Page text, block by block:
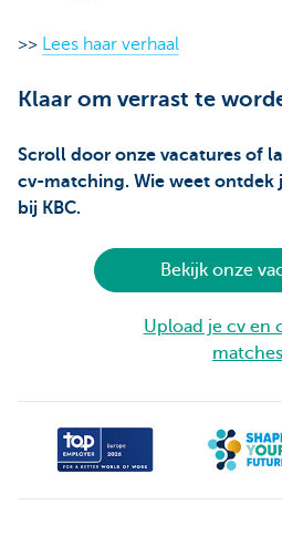
>> Lees haar verhaal
Klaar om verrast te
Scroll door onze vacatures of
cv-matching. Wie weet
bij KBC.
Bekijk onze
Upload je cv en
matches